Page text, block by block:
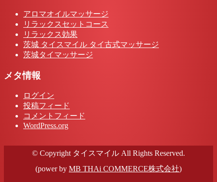
アロマオイルマッサージ
リラックスセットコース
リラックス効果
茨城 タイスマイル タイ古式マッサージ
茨城タイマッサージ
メタ情報
ログイン
投稿フィード
コメントフィード
WordPress.org
© Copyright タイスマイル All Rights Reserved.
(power by MB THAi COMMERCE株式会社)